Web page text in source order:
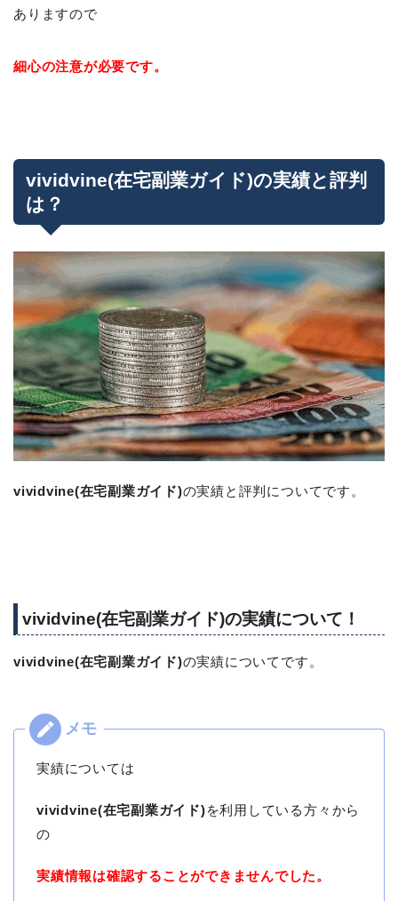
ありますので
細心の注意が必要です。
vividvine(在宅副業ガイド)の実績と評判
は？
vividvine(在宅副業ガイド)の実績と評判についてです。
vividvine(在宅副業ガイド)の実績について！
vividvine(在宅副業ガイド)の実績についてです。
実績については
vividvine(在宅副業ガイド)を利用している方々から
の
実績情報は確認することができませんでした。